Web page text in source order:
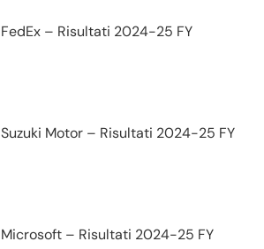
FedEx – Risultati 2024-25 FY
Suzuki Motor – Risultati 2024-25 FY
Microsoft – Risultati 2024-25 FY